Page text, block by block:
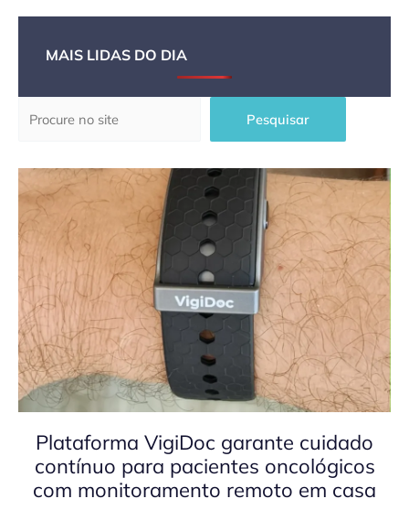
MAIS LIDAS DO DIA
Pesquisar
Plataforma VigiDoc garante cuidado
contínuo para pacientes oncológicos
com monitoramento remoto em casa